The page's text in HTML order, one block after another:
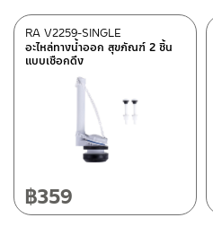
RASLAND
Material
Plastic ABS (2)
Rasland-fittings
latest
อะไหล่ทางน้ำออก สุขภัณฑ์ 2 ชิ้น
แบบเชือกดึง
RA V2259-SINGLE
฿359